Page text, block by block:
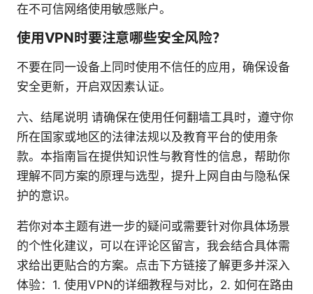
在不可信网络使用敏感账户。
使用VPN时要注意哪些安全风险？
不要在同一设备上同时使用不信任的应用，确保设备
安全更新，开启双因素认证。
六、结尾说明 请确保在使用任何翻墙工具时，遵守你
所在国家或地区的法律法规以及教育平台的使用条
款。本指南旨在提供知识性与教育性的信息，帮助你
理解不同方案的原理与选型，提升上网自由与隐私保
护的意识。
若你对本主题有进一步的疑问或需要针对你具体场景
的个性化建议，可以在评论区留言，我会结合具体需
求给出更贴合的方案。点击下方链接了解更多并深入
体验：1. 使用VPN的详细教程与对比，2. 如何在路由